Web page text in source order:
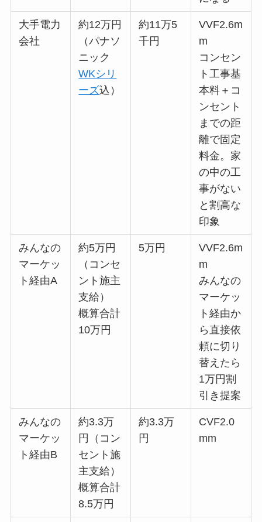
大手電力
会社
約12万円
（パナソ
ニック
WKシリ
ーズ込）
約11万5
千円
VVF2.6m
m
コンセン
ト工事基
本料＋コ
ンセント
までの距
離で固定
料金。家
の中の工
事がない
と割高な
印象
みんなの
マーケッ
ト経由A
約5万円
（コンセ
ント施主
支給）
概算合計
10万円
5万円
VVF2.6m
m
みんなの
マーケッ
ト経由か
ら直接依
頼に切り
替えたら
1万円割
引き提案
みんなの
マーケッ
ト経由B
約3.3万
円（コン
セント施
主支給）
概算合計
8.5万円
約3.3万
円
CVF2.0
mm